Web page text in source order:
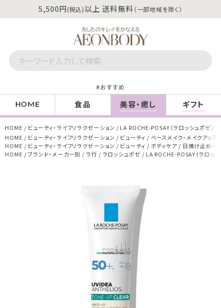
5,500円(税込)以上 送料無料 （一部地域を除く）
おすすめ
HOME 食品 美容・癒し ギフト
HOME ビューティ・ライフリラクゼーション
LA ROCHE-POSAY（ラロッシュポゼ）
HOME
ビューティ・ライフリラクゼーション ビューティ
ベースメイク・メイクアップ
HOME
ビューティ・ライフリラクゼーション ビューティ ボディケア
日焼け止め・
HOME
ブランド・メーカー別 ラ行 ラロッシュポゼ LA ROCHE-POSAY（ラロッ